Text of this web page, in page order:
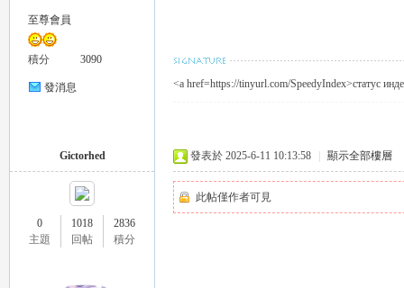
老
至尊會員
積分 3090
發消息 <a href=https://tinyurl.com/SpeedyIndex>статус
Gictorhed
0
主題
1018
回帖
2836
積分
發表於 2025-6-11 10:13:58 顯示全部樓層
此帖僅作者可見